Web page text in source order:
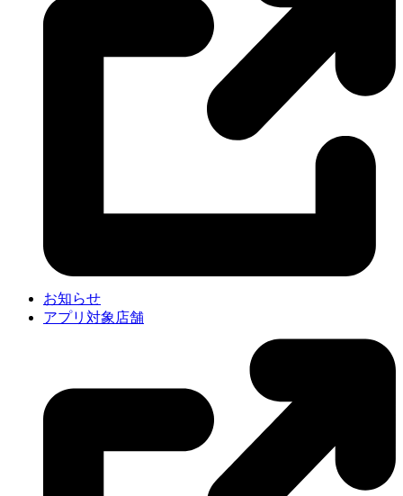
お知らせ
アプリ対象店舗